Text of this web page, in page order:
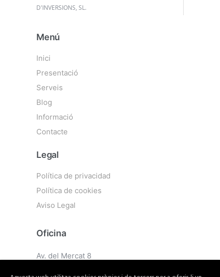
D'INVERSIONS, SL.
Menú
Inici
Presentació
Serveis
Blog
Informació
Contacte
Legal
Política de privacidad
Política de cookies
Aviso Legal
Oficina
Av. del Mercat 8